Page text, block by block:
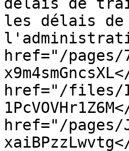
les délais de
href="/pages/
href="/files/
href="/